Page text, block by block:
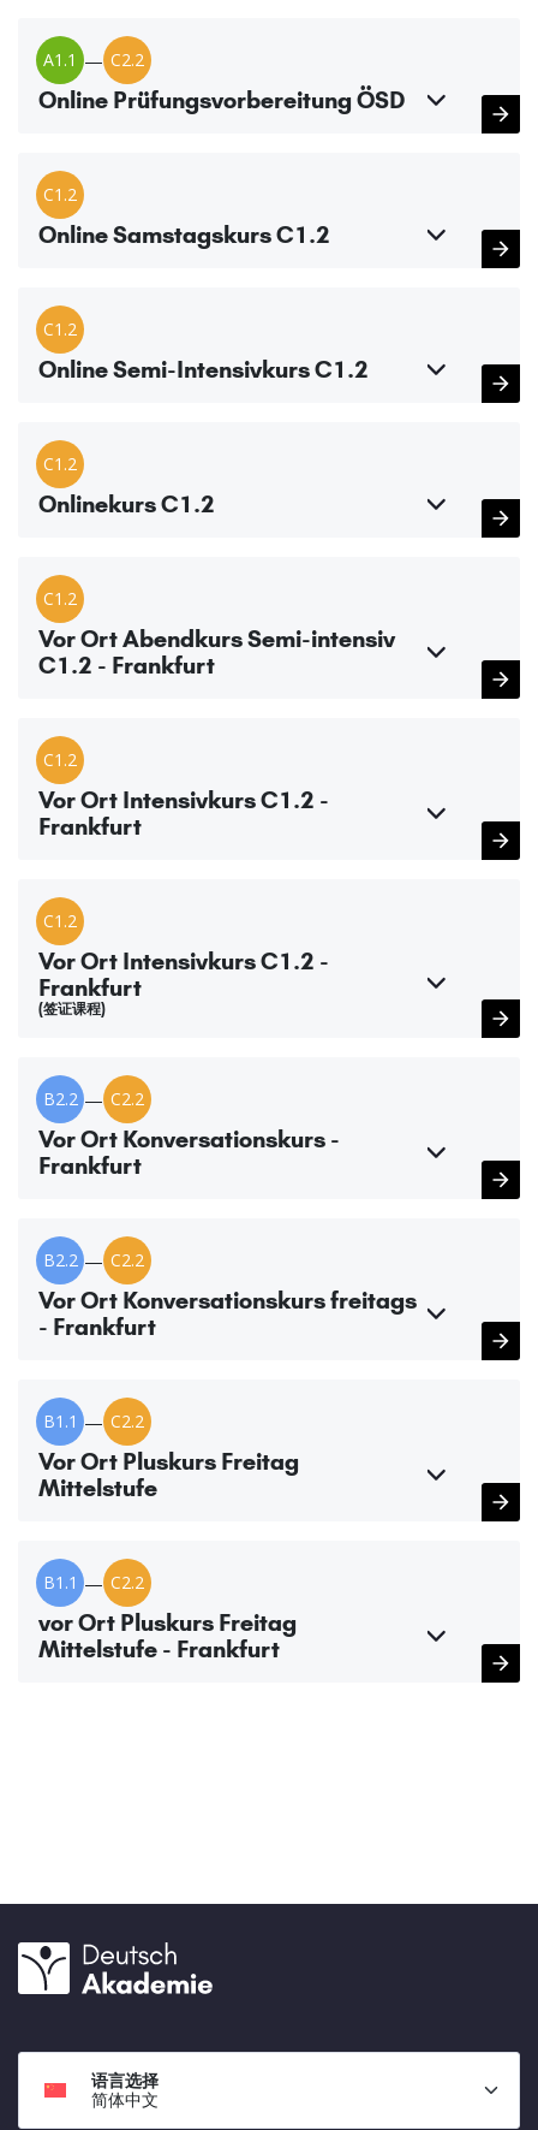
A1.1 — C2.2
Online Prüfungsvorbereitung ÖSD
C1.2
Online Samstagskurs C1.2
C1.2
Online Semi-Intensivkurs C1.2
C1.2
Onlinekurs C1.2
C1.2
Vor Ort Abendkurs Semi-intensiv
C1.2 - Frankfurt
C1.2
Vor Ort Intensivkurs C1.2 -
Frankfurt
C1.2
Vor Ort Intensivkurs C1.2 -
Frankfurt
(签证课程)
B2.2 — C2.2
Vor Ort Konversationskurs -
Frankfurt
B2.2 — C2.2
Vor Ort Konversationskurs freitags
- Frankfurt
B1.1 — C2.2
Vor Ort Pluskurs Freitag
Mittelstufe
B1.1 — C2.2
vor Ort Pluskurs Freitag
Mittelstufe - Frankfurt
语言选择
简体中文